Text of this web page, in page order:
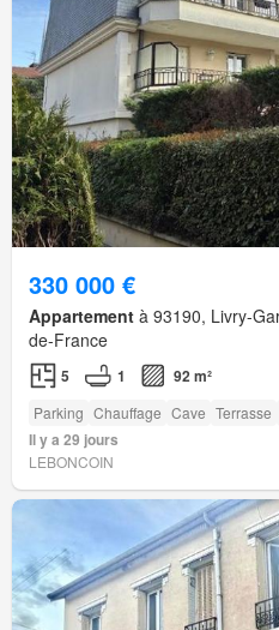
330 000 €
Appartement à 93190, Livry-
de-France
5 1 92 m²
Parking Chauffage Cave Terrasse
Il y a 29 jours
LEBONCOIN